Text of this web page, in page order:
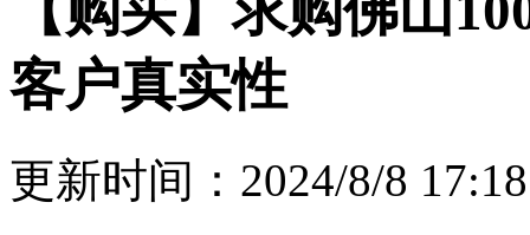
客户真实性
更新时间：2024/8/8